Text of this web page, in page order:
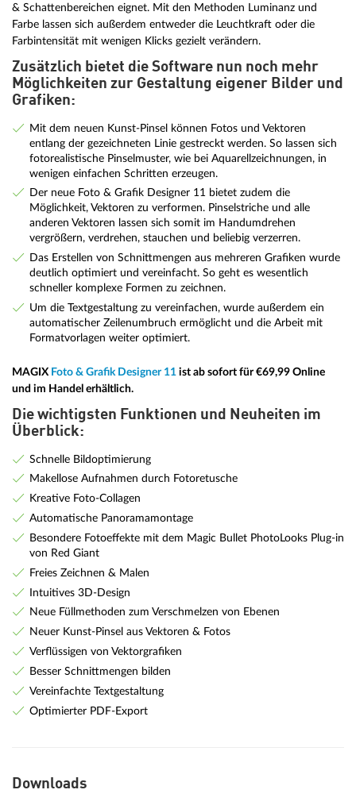
& Schattenbereichen eignet. Mit den Methoden Luminanz und
Farbe lassen sich außerdem entweder die Leuchtkraft oder die
Farbintensität mit wenigen Klicks gezielt verändern.
Zusätzlich bietet die Software nun noch mehr
Möglichkeiten zur Gestaltung eigener Bilder und
Grafiken:
Mit dem neuen Kunst-Pinsel können Fotos und Vektoren
entlang der gezeichneten Linie gestreckt werden. So lassen sich
fotorealistische Pinselmuster, wie bei Aquarellzeichnungen, in
wenigen einfachen Schritten erzeugen.
Der neue Foto & Grafik Designer 11 bietet zudem die
Möglichkeit, Vektoren zu verformen. Pinselstriche und alle
anderen Vektoren lassen sich somit im Handumdrehen
vergrößern, verdrehen, stauchen und beliebig verzerren.
Das Erstellen von Schnittmengen aus mehreren Grafiken wurde
deutlich optimiert und vereinfacht. So geht es wesentlich
schneller komplexe Formen zu zeichnen.
Um die Textgestaltung zu vereinfachen, wurde außerdem ein
automatischer Zeilenumbruch ermöglicht und die Arbeit mit
Formatvorlagen weiter optimiert.
MAGIX Foto & Grafik Designer 11 ist ab sofort für €69,99 Online
und im Handel erhältlich.
Die wichtigsten Funktionen und Neuheiten im
Überblick:
Schnelle Bildoptimierung
Makellose Aufnahmen durch Fotoretusche
Kreative Foto-Collagen
Automatische Panoramamontage
Besondere Fotoeffekte mit dem Magic Bullet PhotoLooks Plug-in
von Red Giant
Freies Zeichnen & Malen
Intuitives 3D-Design
Neue Füllmethoden zum Verschmelzen von Ebenen
Neuer Kunst-Pinsel aus Vektoren & Fotos
Verflüssigen von Vektorgrafiken
Besser Schnittmengen bilden
Vereinfachte Textgestaltung
Optimierter PDF-Export
Downloads